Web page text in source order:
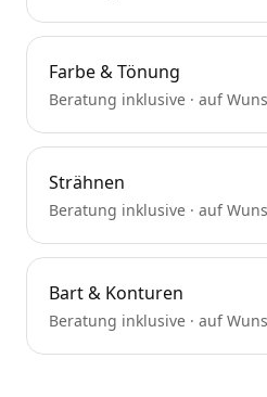
Farbe & Tönung
Beratung inklusive · auf
Strähnen
Beratung inklusive · auf
Bart & Konturen
Beratung inklusive · auf